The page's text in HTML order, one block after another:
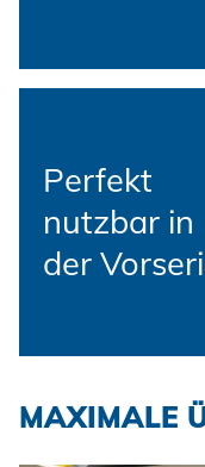
Perfekt
nutzbar in
der
MAXIMALE